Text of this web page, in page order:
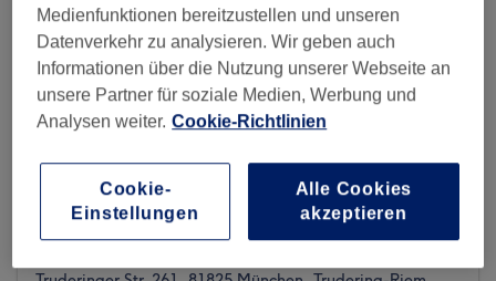
SALOONS EXCLUSIVE 4 - TRUDERING
2180 reviews
Medienfunktionen bereitzustellen und unseren
Datenverkehr zu analysieren. Wir geben auch
Informationen über die Nutzung unserer Webseite an
unsere Partner für soziale Medien, Werbung und
Analysen weiter. Cookie-Richtlinien
Cookie-
Einstellungen
Alle Cookies
akzeptieren